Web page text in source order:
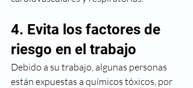
4. Evita los factores de
riesgo en el trabajo
Debido a su trabajo, algunas personas
están expuestas a químicos tóxicos, por